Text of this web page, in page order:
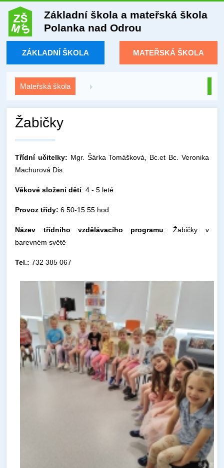
Základní škola a mateřská škola
Polanka nad Odrou
ZÁKLADNÍ ŠKOLA MATEŘSKÁ ŠKOLA
Mateřská škola
Žabičky
Třídní učitelky: Mgr. Šárka Tomášková, Bc.et Bc. Veronika
Machurová Dis.
Věkové složení dětí: 4 - 5 leté
Provoz třídy: 6:50-15:55 hod
Název třídního vzdělávacího programu: Žabičky v
barevném světě
Tel.: 732 385 067